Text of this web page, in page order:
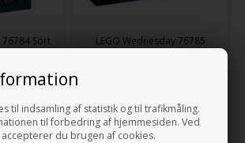
til indsamling af statistik og til trafikmåling.
til forbedring af hjemmesiden. Ved
du brugen af cookies.
76784 Sort
LEGO Wednesday 76785